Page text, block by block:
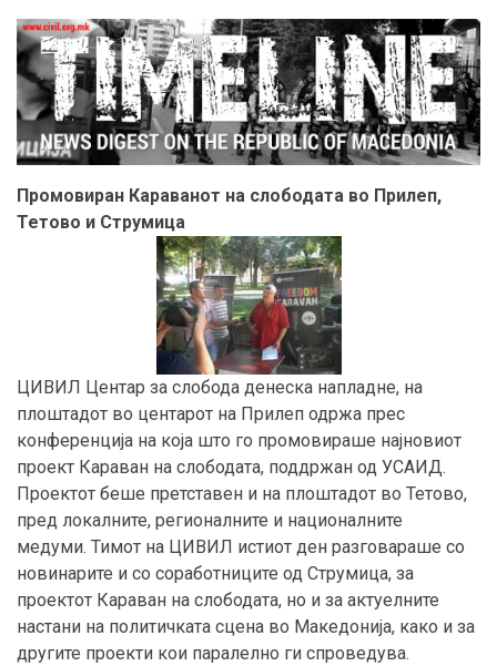
Промовиран Караванот на слободата во Прилеп,
Тетово и Струмица
ЦИВИЛ Центар за слобода денеска напладне, на
плоштадот во центарот на Прилеп одржа прес
конференција на која што го промовираше најновиот
проект Караван на слободата, поддржан од УСАИД.
Проектот беше претставен и на плоштадот во Тетово,
пред локалните, регионалните и националните
медуми. Тимот на ЦИВИЛ истиот ден разговараше со
новинарите и со соработниците од Струмица, за
проектот Караван на слободата, но и за актуелните
настани на политичката сцена во Македонија, како и за
другите проекти кои паралелно ги спроведува.